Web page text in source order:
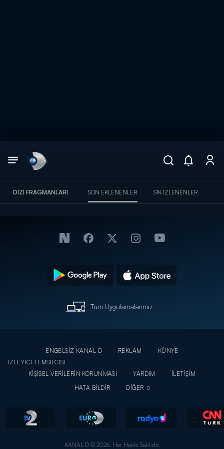
DIZI FRAGMANLARI SON EKLENENLER SIK İZLENENLER
Tüm Uygulamalarımız
ENGELSİZ KANAL D REKLAM
KÜNYE
İZLEYİCİ TEMSİLCİSİ
KİŞİSEL VERİLERİN KORUNMASI
YARDIM
İLETİŞİM
HATA BİLDİR
DİĞER
KANAL D © 2026. Her Hakkı Saklıdır.